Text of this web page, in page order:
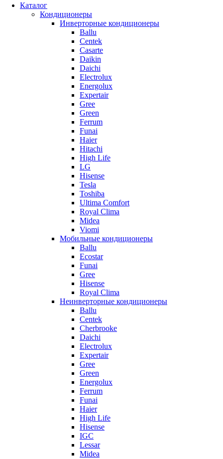
Каталог
Кондиционеры
Инверторные кондиционеры
Ballu
Centek
Casarte
Daikin
Daichi
Electrolux
Energolux
Expertair
Gree
Green
Ferrum
Funai
Haier
Hitachi
High Life
LG
Hisense
Tesla
Toshiba
Ultima Comfort
Royal Clima
Midea
Viomi
Мобильные кондиционеры
Ballu
Ecostar
Funai
Gree
Hisense
Royal Clima
Неинверторные кондиционеры
Ballu
Centek
Cherbrooke
Daichi
Electrolux
Expertair
Gree
Green
Energolux
Ferrum
Funai
Haier
High Life
Hisense
IGC
Lessar
Midea